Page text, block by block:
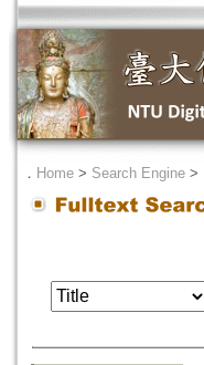
． Home > Search Engine >